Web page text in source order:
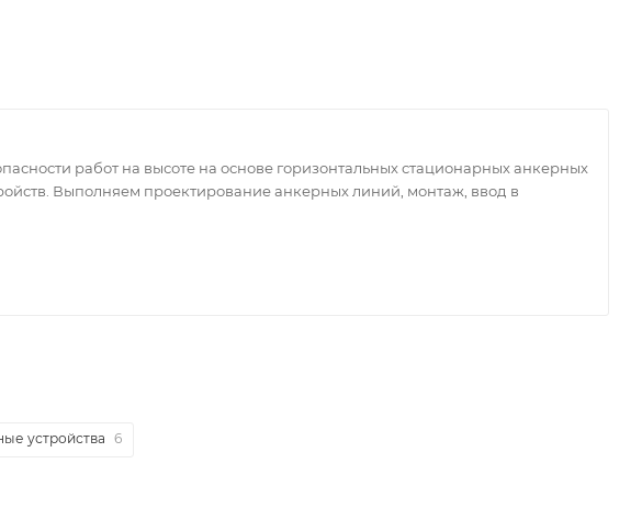
работ на высоте на основе горизонтальных стационарных анкерных
Выполняем проектирование анкерных линий, монтаж, ввод в
устройства 6